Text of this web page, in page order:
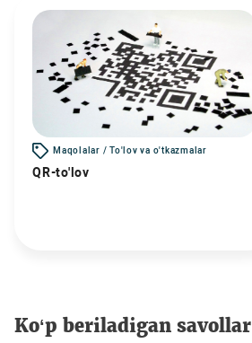
Maqolalar / To'lov va o'tkazmalar
QR-to'lov
Ko‘p beriladigan savollar